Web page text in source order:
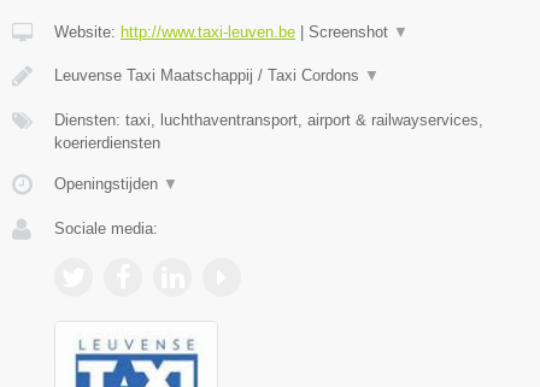
Website: http://www.taxi-leuven.be Screenshot ▼
Leuvense Taxi Maatschappij / Taxi Cordons ▼
Diensten: taxi, luchthaventransport, airport & railwayservices,
koerierdiensten
Openingstijden ▼
Sociale media: